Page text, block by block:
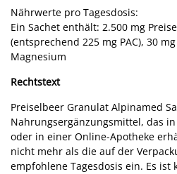
Nährwerte pro Tagesdosis:
Ein Sachet enthält: 2.500 mg
(entsprechend 225 mg PAC), 30
Magnesium
Rechtstext
Preiselbeer Granulat Alpinamed
Nahrungsergänzungsmittel, das
oder in einer Online-Apotheke
nicht mehr als die auf der
empfohlene Tagesdosis ein. Es ist